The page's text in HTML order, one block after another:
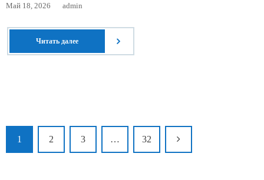
Май 18, 2026 admin
Читать далее
1 2 3 … 32